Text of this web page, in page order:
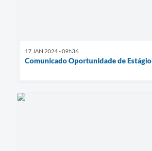
17 JAN 2024 - 09h36
Comunicado Oportunidade de Estágio